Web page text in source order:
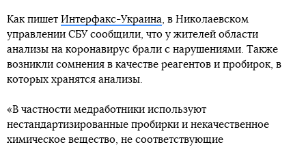
Как пишет Интерфакс-Украина, в Николаевском
управлении СБУ сообщили, что у жителей области
анализы на коронавирус брали с нарушениями. Также
возникли сомнения в качестве реагентов и пробирок, в
которых хранятся анализы.
«В частности медработники используют
нестандартизированные пробирки и некачественное
химическое вещество, не соответствующие